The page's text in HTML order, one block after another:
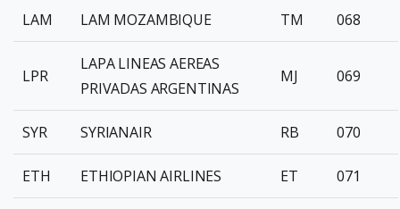
LAM LAM MOZAMBIQUE TM 068
LPR
LAPA LINEAS AEREAS
PRIVADAS ARGENTINAS
MJ 069
SYR SYRIANAIR RB 070
ETH ETHIOPIAN AIRLINES ET 071